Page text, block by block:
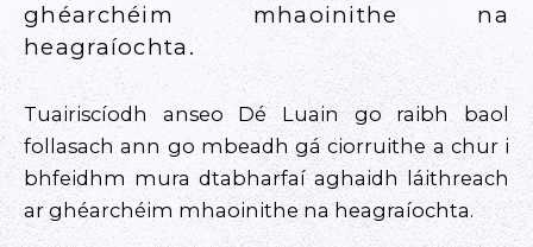
ghéarchéim mhaoinithe na
heagraíochta.
Tuairiscíodh anseo Dé Luain go raibh baol
follasach ann go mbeadh gá ciorruithe a chur i
bhfeidhm mura dtabharfaí aghaidh láithreach
ar ghéarchéim mhaoinithe na heagraíochta.